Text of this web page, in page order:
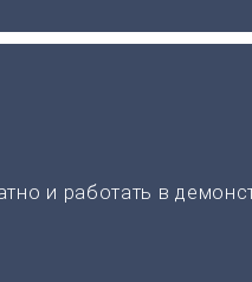
и работать в